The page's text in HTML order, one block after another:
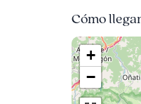
Cómo
+
−